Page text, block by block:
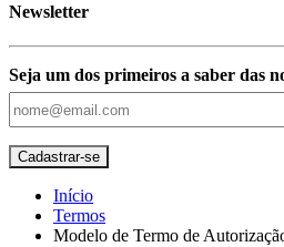
Newsletter
Seja um dos primeiros a saber das
Início
Termos
Modelo de Termo de